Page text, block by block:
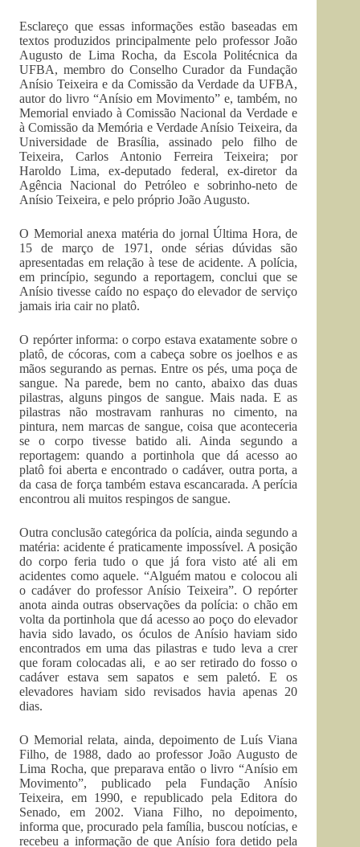
Esclareço que essas informações estão baseadas em
textos produzidos principalmente pelo professor João
Augusto de Lima Rocha, da Escola Politécnica da
UFBA, membro do Conselho Curador da Fundação
Anísio Teixeira e da Comissão da Verdade da UFBA,
autor do livro “Anísio em Movimento” e, também, no
Memorial enviado à Comissão Nacional da Verdade e
à Comissão da Memória e Verdade Anísio Teixeira, da
Universidade de Brasília, assinado pelo filho de
Teixeira, Carlos Antonio Ferreira Teixeira; por
Haroldo Lima, ex-deputado federal, ex-diretor da
Agência Nacional do Petróleo e sobrinho-neto de
Anísio Teixeira, e pelo próprio João Augusto.
O Memorial anexa matéria do jornal Última Hora, de
15 de março de 1971, onde sérias dúvidas são
apresentadas em relação à tese de acidente. A polícia,
em princípio, segundo a reportagem, conclui que se
Anísio tivesse caído no espaço do elevador de serviço
jamais iria cair no platô.
O repórter informa: o corpo estava exatamente sobre o
platô, de cócoras, com a cabeça sobre os joelhos e as
mãos segurando as pernas. Entre os pés, uma poça de
sangue. Na parede, bem no canto, abaixo das duas
pilastras, alguns pingos de sangue. Mais nada. E as
pilastras não mostravam ranhuras no cimento, na
pintura, nem marcas de sangue, coisa que aconteceria
se o corpo tivesse batido ali. Ainda segundo a
reportagem: quando a portinhola que dá acesso ao
platô foi aberta e encontrado o cadáver, outra porta, a
da casa de força também estava escancarada. A perícia
encontrou ali muitos respingos de sangue.
Outra conclusão categórica da polícia, ainda segundo a
matéria: acidente é praticamente impossível. A posição
do corpo feria tudo o que já fora visto até ali em
acidentes como aquele. “Alguém matou e colocou ali
o cadáver do professor Anísio Teixeira”. O repórter
anota ainda outras observações da polícia: o chão em
volta da portinhola que dá acesso ao poço do elevador
havia sido lavado, os óculos de Anísio haviam sido
encontrados em uma das pilastras e tudo leva a crer
que foram colocadas ali, e ao ser retirado do fosso o
cadáver estava sem sapatos e sem paletó. E os
elevadores haviam sido revisados havia apenas 20
dias.
O Memorial relata, ainda, depoimento de Luís Viana
Filho, de 1988, dado ao professor João Augusto de
Lima Rocha, que preparava então o livro “Anísio em
Movimento”, publicado pela Fundação Anísio
Teixeira, em 1990, e republicado pela Editora do
Senado, em 2002. Viana Filho, no depoimento,
informa que, procurado pela família, buscou notícias, e
recebeu a informação de que Anísio fora detido pela